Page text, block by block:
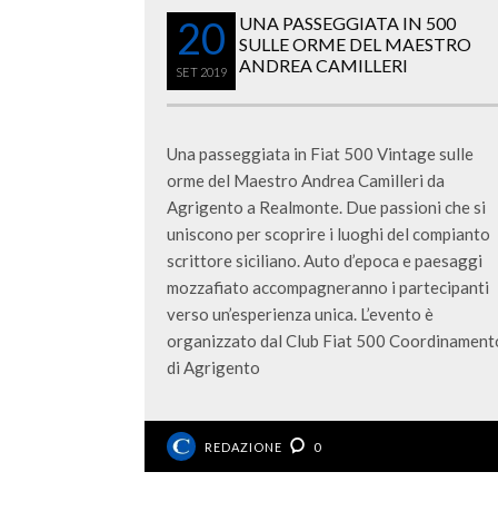
20
SET 2019
UNA PASSEGGIATA IN 500
SULLE ORME DEL MAESTRO
ANDREA CAMILLERI
Una passeggiata in Fiat 500 Vintage sulle
orme del Maestro Andrea Camilleri da
Agrigento a Realmonte. Due passioni che si
uniscono per scoprire i luoghi del compianto
scrittore siciliano. Auto d’epoca e paesaggi
mozzafiato accompagneranno i partecipanti
verso un’esperienza unica. L’evento è
organizzato dal Club Fiat 500
di Agrigento
REDAZIONE 0